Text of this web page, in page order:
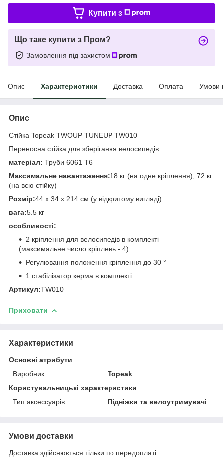
Купити з
Що таке купити з Пром?
Замовлення під захистом
Опис Характеристики Доставка Оплата Умови
Опис
Стійка Topeak TWOUP TUNEUP TW010
Переносна стійка для зберігання велосипедів
матеріал: Труби 6061 T6
Максимальне навантаження:18 кг (на одне кріплення), 72 кг
(на всю стійку)
Розмір:44 х 34 х 214 см (у відкритому вигляді)
вага:5.5 кг
особливості:
2 кріплення для велосипедів в комплекті
(максимальне число кріплень - 4)
Регулювання положення кріплення до 30 °
1 стабілізатор керма в комплекті
Артикул:TW010
Приховати
Характеристики
Основні атрибути
Виробник
Topeak
Користувальницькі характеристики
Тип аксессуарів
Підніжки та велоутримувачі
Умови доставки
Доставка здійснюється тільки по передоплаті.